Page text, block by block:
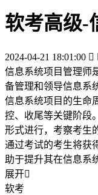
软考高级-
2024-04-21 18:01:00 
信息系统项目管理师
备管理和领导信息系
信息系统项目的生命
控、收尾等关键阶段
形式进行，考察考生
通过考试的考生将获
助于提升其在信息系
展开
软考